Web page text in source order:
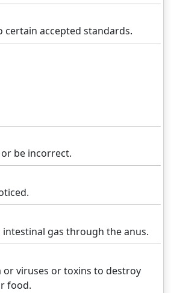
certain accepted standards.
be incorrect.
intestinal gas through the anus.
or viruses or toxins to destroy
food.